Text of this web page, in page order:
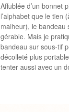
Affublée d’un bonnet
l’alphabet que le tien
malheur), le bandeau
gérable. Mais je
bandeau sur sous-tif
décolleté plus
tenter aussi avec un